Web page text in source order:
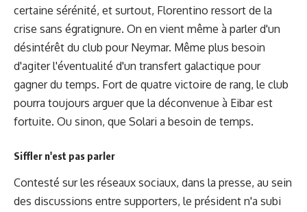
certaine sérénité, et surtout, Florentino ressort de la
crise sans égratignure. On en vient même à parler d'un
désintérêt du club pour Neymar. Même plus besoin
d'agiter l'éventualité d'un transfert galactique pour
gagner du temps. Fort de quatre victoire de rang, le club
pourra toujours arguer que la déconvenue à Eibar est
fortuite. Ou sinon, que Solari a besoin de temps.
Siffler n'est pas parler
Contesté sur les réseaux sociaux, dans la presse, au sein
des discussions entre supporters, le président n'a subi